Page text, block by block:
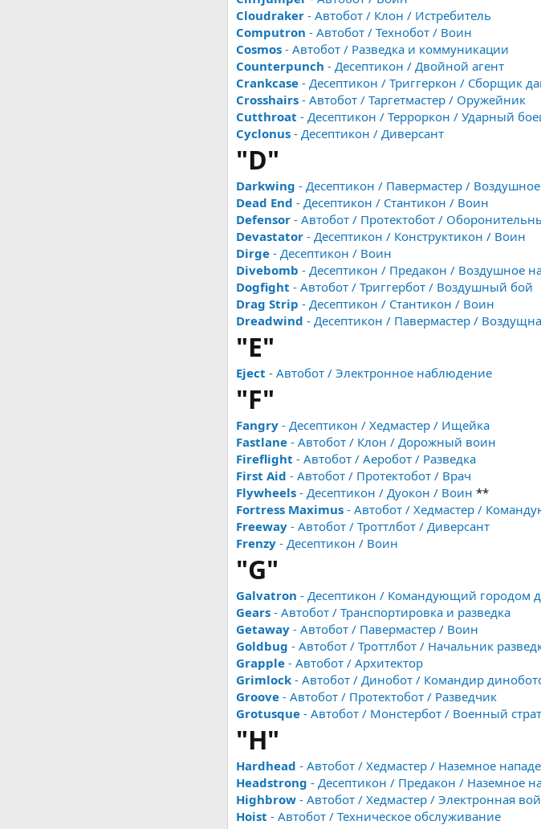
Cloudraker - Автобот / Клон / Истребитель
Computron - Автобот / Технобот / Воин
Cosmos - Автобот / Разведка и коммуникации
Counterpunch - Десептикон / Двойной агент
Crankcase - Десептикон / Триггеркон / Сборщик
Crosshairs - Автобот / Таргетмастер / Оружейник
Cutthroat - Десептикон / Терроркон / Ударный
Cyclonus - Десептикон / Диверсант
"D"
Darkwing - Десептикон / Павермастер /
Dead End - Десептикон / Стантикон / Воин
Defensor - Автобот / Протектобот /
Devastator - Десептикон / Конструктикон / Воин
Dirge - Десептикон / Воин
Divebomb - Десептикон / Предакон / Воздушное
Dogfight - Автобот / Триггербот / Воздушный бой
Drag Strip - Десептикон / Стантикон / Воин
Dreadwind - Десептикон / Павермастер /
"E"
Eject - Автобот / Электронное наблюдение
"F"
Fangry - Десептикон / Хедмастер / Ищейка
Fastlane - Автобот / Клон / Дорожный воин
Fireflight - Автобот / Аеробот / Разведка
First Aid - Автобот / Протектобот / Врач
Flywheels - Десептикон / Дуокон / Воин **
Fortress Maximus - Автобот / Хедмастер /
Freeway - Автобот / Троттлбот / Диверсант
Frenzy - Десептикон / Воин
"G"
Galvatron - Десептикон / Командующий городом
Gears - Автобот / Транспортировка и разведка
Getaway - Автобот / Павермастер / Воин
Goldbug - Автобот / Троттлбот / Начальник
Grapple - Автобот / Архитектор
Grimlock - Автобот / Динобот / Командир
Groove - Автобот / Протектобот / Разведчик
Grotusque - Автобот / Монстербот / Военный
"H"
Hardhead - Автобот / Хедмастер / Наземное
Headstrong - Десептикон / Предакон / Наземное
Highbrow - Автобот / Хедмастер / Электронная
Hoist - Автобот / Техническое обслуживание